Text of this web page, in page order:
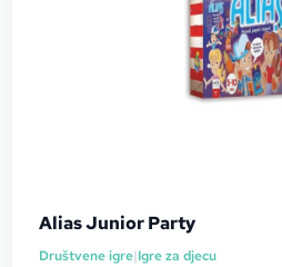
Alias Junior Party
Društvene igre|Igre za djecu